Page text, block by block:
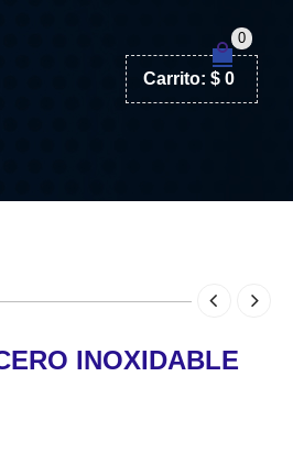
0
Carrito: $0
INOXIDABLE